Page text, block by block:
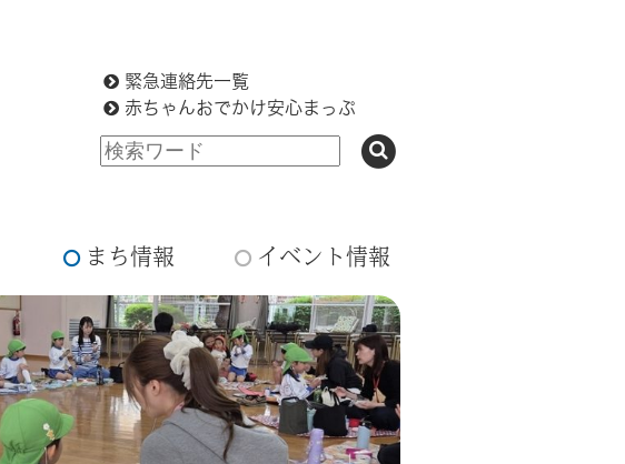
緊急連絡先一覧
赤ちゃんおでかけ安心まっぷ
まち情報 イベント情報